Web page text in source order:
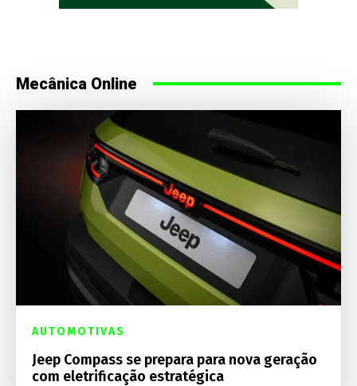
Mecânica Online
AUTOMOTIVAS
Jeep Compass se prepara para nova geração
com eletrificação estratégica